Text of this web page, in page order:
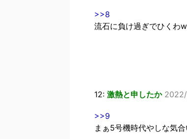
>>8
流石に負け過ぎでひくわw
12: 激熱と申したか
>>9
まぁ5号機時代やしな気